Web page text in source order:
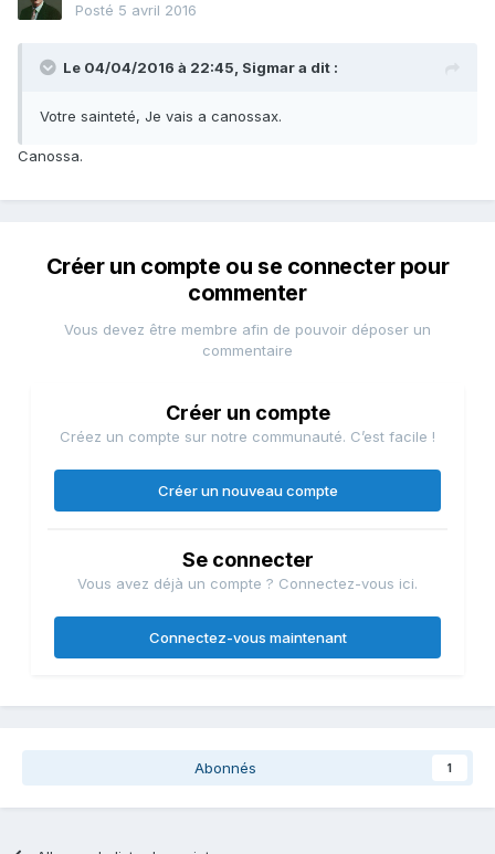
Posté 5 avril 2016
Le 04/04/2016 à 22:45, Sigmar a dit :
Votre sainteté, Je vais a canossax.
Canossa.
Créer un compte ou se connecter pour
commenter
Vous devez être membre afin de pouvoir déposer un
commentaire
Créer un compte
Créez un compte sur notre communauté. C’est facile !
Créer un nouveau compte
Se connecter
Vous avez déjà un compte ? Connectez-vous ici.
Connectez-vous maintenant
Abonnés 1